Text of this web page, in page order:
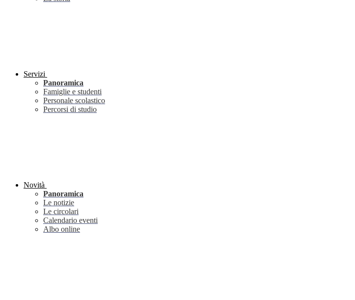
Servizi
Panoramica
Famiglie e studenti
Personale scolastico
Percorsi di studio
Novità
Panoramica
Le notizie
Le circolari
Calendario eventi
Albo online